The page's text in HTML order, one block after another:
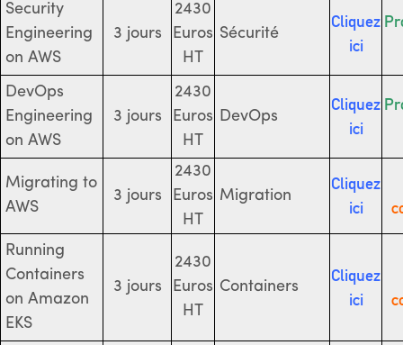
Security
Engineering
on AWS
3 jours
2430
Euros
HT
Sécurité
Cliquez
ici
DevOps
Engineering
on AWS
3 jours
2430
Euros
HT
DevOps
Cliquez
ici
Migrating to
AWS
3 jours
2430
Euros
HT
Migration
Cliquez
ici
Running
Containers
on Amazon
EKS
3 jours
2430
Euros
HT
Containers
Cliquez
ici